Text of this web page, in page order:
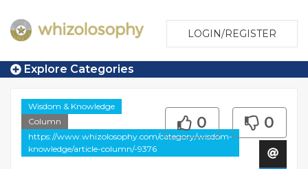
LOGIN/REGISTER
Explore Categories
Wisdom & Knowledge
Column
https://www.whizolosophy.com/category/wisdom-
knowledge/article-column/-9376
0 0